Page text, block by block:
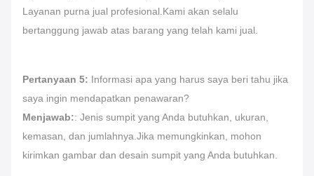
Layanan purna jual profesional.Kami akan selalu
bertanggung jawab atas barang yang telah kami jual.
Pertanyaan 5: Informasi apa yang harus saya beri tahu jika
saya ingin mendapatkan penawaran?
Menjawab:: Jenis sumpit yang Anda butuhkan, ukuran,
kemasan, dan jumlahnya.Jika memungkinkan, mohon
kirimkan gambar dan desain sumpit yang Anda butuhkan.